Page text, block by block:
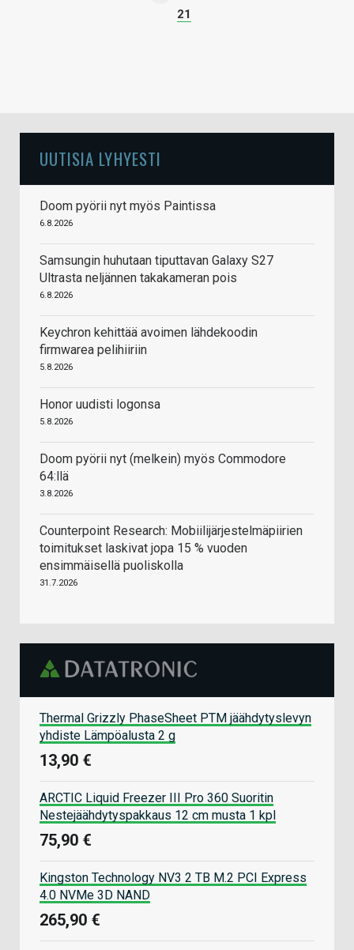
21
UUTISIA LYHYESTI
Doom pyörii nyt myös Paintissa
6.8.2026
Samsungin huhutaan tiputtavan Galaxy S27
Ultrasta neljännen takakameran pois
6.8.2026
Keychron kehittää avoimen lähdekoodin
firmwarea pelihiiriin
5.8.2026
Honor uudisti logonsa
5.8.2026
Doom pyörii nyt (melkein) myös Commodore
64:llä
3.8.2026
Counterpoint Research: Mobiilijärjestelmäpiirien
toimitukset laskivat jopa 15 % vuoden
ensimmäisellä puoliskolla
31.7.2026
Thermal Grizzly PhaseSheet PTM jäähdytyslevyn
yhdiste Lämpöalusta 2 g
13,90 €
ARCTIC Liquid Freezer III Pro 360 Suoritin
Nestejäähdytyspakkaus 12 cm musta 1 kpl
75,90 €
Kingston Technology NV3 2 TB M.2 PCI Express
4.0 NVMe 3D NAND
265,90 €